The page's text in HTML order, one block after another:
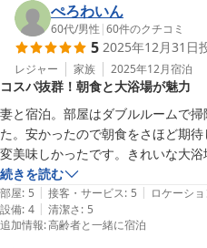
ぺろわいん
60代/男性 |60件のクチコミ
5 2025年12月31日
レジャー 家族 2025年12月宿泊
コスパ抜群！朝食と大浴場が魅力
妻と宿泊。部屋はダブルルームで
た。安かったので朝食をさほど期
変美味しかったです。きれいな大
す。
続きを読む
部屋: 5 | 接客・サービス: 5 | ロケーシ
設備: 4 | 清潔さ: 5
追加情報:高齢者と一緒に宿泊